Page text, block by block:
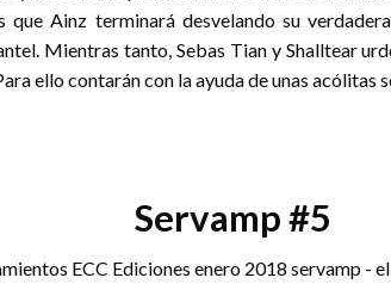
Ainz terminará desvelando su
Mientras tanto, Sebas Tian y Shalltear
ello contarán con la ayuda de unas acólitas
Servamp #5